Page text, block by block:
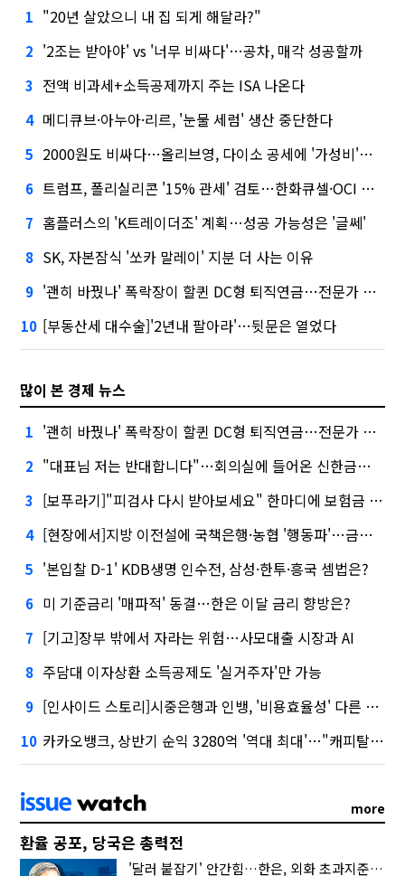
1 "20년 살았으니 내 집 되게 해달라?"
2 '2조는 받아야' vs '너무 비싸다'…공차, 매각 성공할까
3 전액 비과세+소득공제까지 주는 ISA 나온다
4 메디큐브·아누아·리르, '눈물 세럼' 생산 중단한다
5 2000원도 비싸다…올리브영, 다이소 공세에 '가성비'로 맞불
6 트럼프, 폴리실리콘 '15% 관세' 검토…한화큐셀·OCI 영향은?
7 홈플러스의 'K트레이더조' 계획…성공 가능성은 '글쎄'
8 SK, 자본잠식 '쏘카 말레이' 지분 더 사는 이유
9 '괜히 바꿨나' 폭락장이 할퀸 DC형 퇴직연금…전문가 조언은
10 [부동산세 대수술]'2년내 팔아라'…뒷문은 열었다
많이 본 경제 뉴스
1 '괜히 바꿨나' 폭락장이 할퀸 DC형 퇴직연금…전문가 조언은
2 "대표님 저는 반대합니다"…회의실에 들어온 신한금융 AI
3 [보푸라기]"피검사 다시 받아보세요" 한마디에 보험금 못 받을 뻔?
4 [현장에서]지방 이전설에 국책은행·농협 '행동파'…금감원 '신중모드'
5 '본입찰 D-1' KDB생명 인수전, 삼성·한투·흥국 셈법은?
6 미 기준금리 '매파적' 동결…한은 이달 금리 향방은?
7 [기고]장부 밖에서 자라는 위험…사모대출 시장과 AI
8 주담대 이자상환 소득공제도 '실거주자'만 가능
9 [인사이드 스토리]시중은행과 인뱅, '비용효율성' 다른 잣대 왜?
10 카카오뱅크, 상반기 순익 3280억 '역대 최대'…"캐피탈, 자산 1조원 이상"
more
환율 공포, 당국은 총력전
'달러 붙잡기' 안간힘…한은, 외화 초과지준에 이자 6개월 더